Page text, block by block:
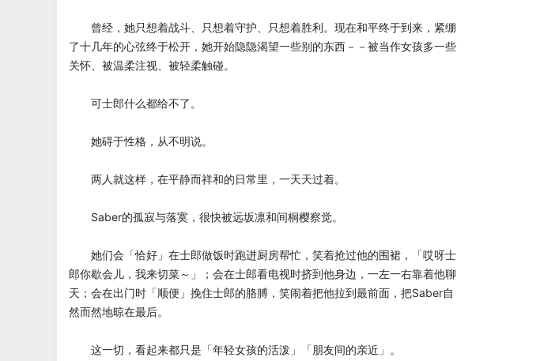
曾经，她只想着战斗、只想着守护、只想着胜利。现在和平终于到来，紧绷
了十几年的心弦终于松开，她开始隐隐渴望一些别的东西－－被当作女孩多一些
关怀、被温柔注视、被轻柔触碰。
可士郎什么都给不了。
她碍于性格，从不明说。
两人就这样，在平静而祥和的日常里，一天天过着。
Saber的孤寂与落寞，很快被远坂凛和间桐樱察觉。
她们会「恰好」在士郎做饭时跑进厨房帮忙，笑着抢过他的围裙，「哎呀士
郎你歇会儿，我来切菜～」；会在士郎看电视时挤到他身边，一左一右靠着他聊
天；会在出门时「顺便」挽住士郎的胳膊，笑闹着把他拉到最前面，把Saber自
然而然地晾在最后。
这一切，看起来都只是「年轻女孩的活泼」「朋友间的亲近」。